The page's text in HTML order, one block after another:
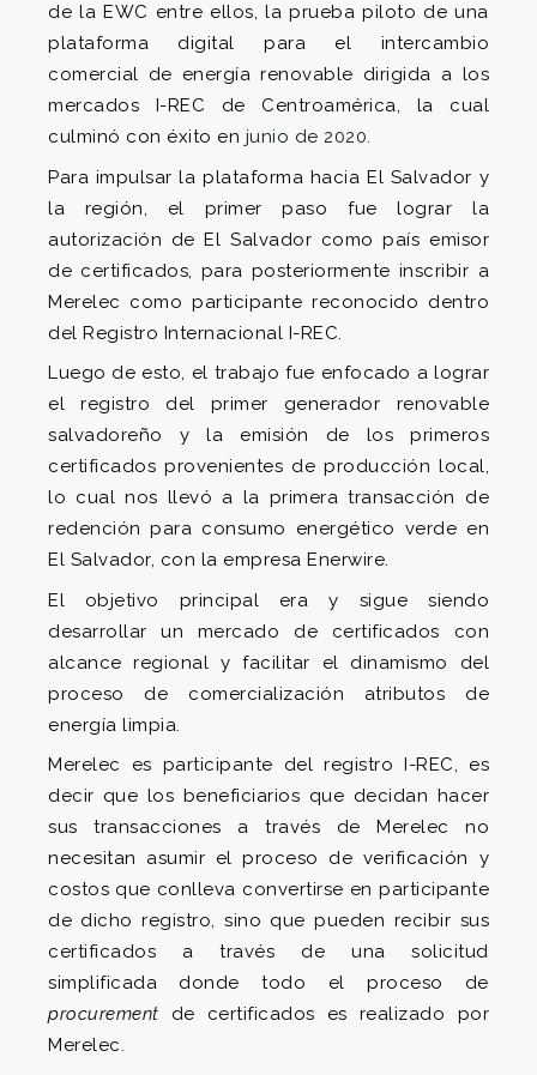
de la EWC entre ellos, la prueba piloto de una
plataforma digital para el intercambio
comercial de energía renovable dirigida a los
mercados I-REC de Centroamérica, la cual
culminó con éxito en junio de 2020.
Para impulsar la plataforma hacia El Salvador y
la región, el primer paso fue lograr la
autorización de El Salvador como país emisor
de certificados, para posteriormente inscribir a
Merelec como participante reconocido dentro
del Registro Internacional I-REC.
Luego de esto, el trabajo fue enfocado a lograr
el registro del primer generador renovable
salvadoreño y la emisión de los primeros
certificados provenientes de producción local,
lo cual nos llevó a la primera transacción de
redención para consumo energético verde en
El Salvador, con la empresa Enerwire.
El objetivo principal era y sigue siendo
desarrollar un mercado de certificados con
alcance regional y facilitar el dinamismo del
proceso de comercialización atributos de
energía limpia.
Merelec es participante del registro I-REC, es
decir que los beneficiarios que decidan hacer
sus transacciones a través de Merelec no
necesitan asumir el proceso de verificación y
costos que conlleva convertirse en participante
de dicho registro, sino que pueden recibir sus
certificados a través de una solicitud
simplificada donde todo el proceso de
procurement de certificados es realizado por
Merelec.